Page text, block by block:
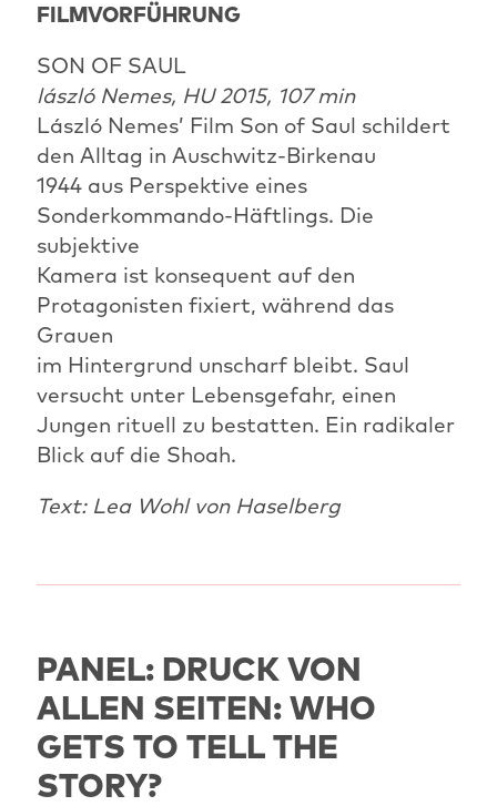
FILMVORFÜHRUNG
SON OF SAUL
lászló Nemes, HU 2015, 107 min
László Nemes’ Film Son of Saul schildert
den Alltag in Auschwitz-Birkenau
1944 aus Perspektive eines
Sonderkommando-Häftlings. Die
subjektive
Kamera ist konsequent auf den
Protagonisten fixiert, während das
Grauen
im Hintergrund unscharf bleibt. Saul
versucht unter Lebensgefahr, einen
Jungen rituell zu bestatten. Ein radikaler
Blick auf die Shoah.
Text: Lea Wohl von Haselberg
PANEL: DRUCK VON
ALLEN SEITEN: WHO
GETS TO TELL THE
STORY?